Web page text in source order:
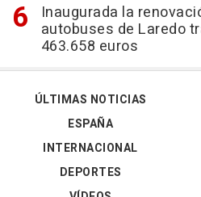
Inaugurada la
autobuses de Laredo
463.658 euros
ÚLTIMAS NOTICIAS
ESPAÑA
INTERNACIONAL
DEPORTES